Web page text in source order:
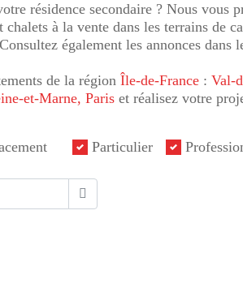
résidence secondaire ? Nous vous
à la vente dans les terrains de
également les annonces dans
de la région Île-de-France : Val-
et-Marne, Paris et réalisez votre
Particulier